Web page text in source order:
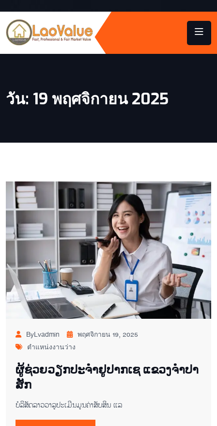
วัน: 19 พฤศจิกายน 2025
ByLvadmin
พฤศจิกายน 19, 2025
ตำแหน่งงานว่าง
ຜູ້ຊ່ວຍ​ວຽກປະ​ຈຳ​ຢູ​ປາກ​ເຊ ແຂວງ​ຈຳ​ປາ​
ສັກ
ບໍ​ລິ​ສັດ​ລາວ​ວາ​ລູ​ປະ​ເມີນ​ມູນ​ຄ່າ​ສັບ​ສິນ ແລ